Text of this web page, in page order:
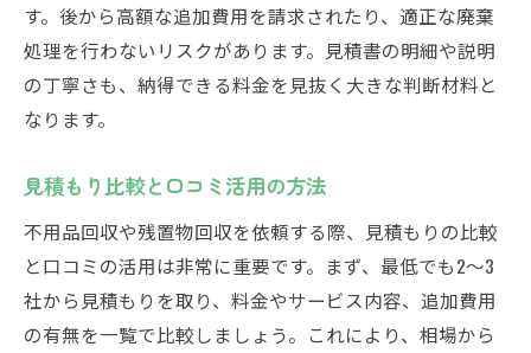
す。後から高額な追加費用を請求されたり、適正な廃棄
処理を行わないリスクがあります。見積書の明細や説明
の丁寧さも、納得できる料金を見抜く大きな判断材料と
なります。
見積もり比較と口コミ活用の方法
不用品回収や残置物回収を依頼する際、見積もりの比較
と口コミの活用は非常に重要です。まず、最低でも2～3
社から見積もりを取り、料金やサービス内容、追加費用
の有無を一覧で比較しましょう。これにより、相場から